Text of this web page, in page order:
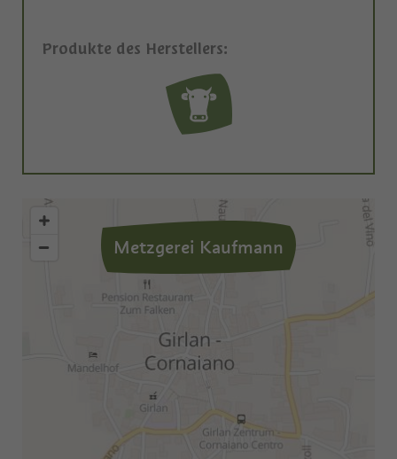
Produkte des Herstellers:
Metzgerei Kaufmann